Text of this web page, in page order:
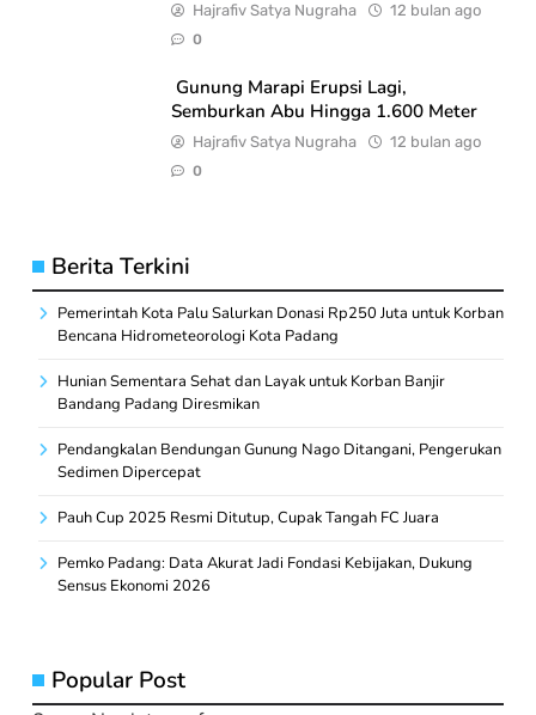
Hajrafiv Satya Nugraha 12 bulan ago
0
Gunung Marapi Erupsi Lagi,
Semburkan Abu Hingga 1.600 Meter
Hajrafiv Satya Nugraha 12 bulan ago
0
Berita Terkini
Pemerintah Kota Palu Salurkan Donasi Rp250 Juta untuk Korban
Bencana Hidrometeorologi Kota Padang
Hunian Sementara Sehat dan Layak untuk Korban Banjir
Bandang Padang Diresmikan
Pendangkalan Bendungan Gunung Nago Ditangani, Pengerukan
Sedimen Dipercepat
Pauh Cup 2025 Resmi Ditutup, Cupak Tangah FC Juara
Pemko Padang: Data Akurat Jadi Fondasi Kebijakan, Dukung
Sensus Ekonomi 2026
Popular Post